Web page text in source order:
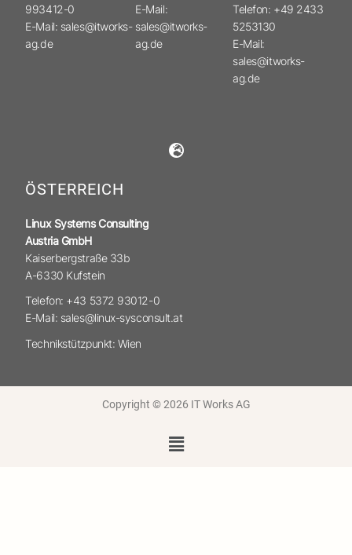
993412-0
E-Mail: sales@itworks-
ag.de
E-Mail:
sales@itworks-
ag.de
Telefon: +49 2433
5253130
E-Mail:
sales@itworks-
ag.de
ÖSTERREICH
Linux Systems Consulting
Austria GmbH
Kaiserbergstraße 33b
A-6330 Kufstein
Telefon: +43 5372 93012-0
E-Mail: sales@linux-sysconsult.at
Technikstützpunkt: Wien
Copyright © 2026 IT Works AG
Menü